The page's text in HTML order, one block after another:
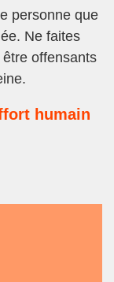
personne que
Ne faites
offensants
humain